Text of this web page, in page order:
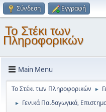
Σύνδεση Εγγραφή
Το Στέκι των
Πληροφορικών
Main Menu
Το Στέκι των Πληροφορικών ►
► Γενικά Παιδαγωγικά,